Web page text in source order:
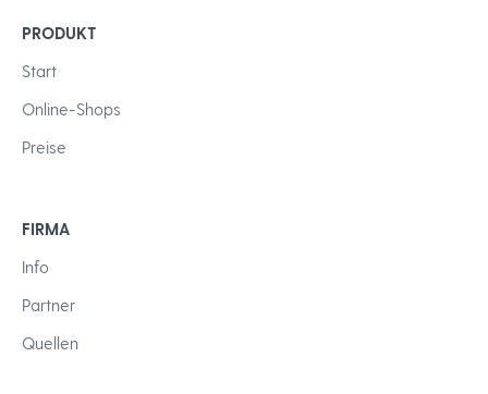
PRODUKT
Start
Online-Shops
Preise
FIRMA
Info
Partner
Quellen